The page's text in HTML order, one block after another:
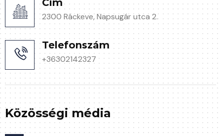
Cím
2300 Ráckeve, Napsugár utca 2.
Telefonszám
+36302142327
Közösségi média